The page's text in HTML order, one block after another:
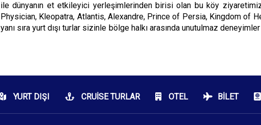
dünyanın et etkileyici yerleşimlerinden birisi olan bu köy
Kleopatra, Atlantis, Alexandre, Prince of Persia, Kingdom of
sıra yurt dışı turlar sizinle bölge halkı arasında unutulmaz
YURT DIŞI CRUISE TURLAR OTEL BILET